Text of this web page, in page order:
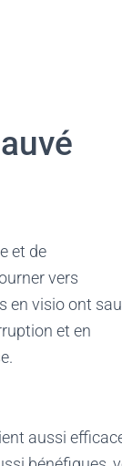
et de
vers
en visio ont
et en
aussi